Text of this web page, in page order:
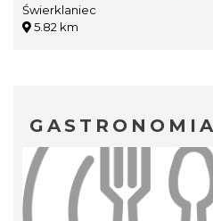
Świerklaniec
5.82 km